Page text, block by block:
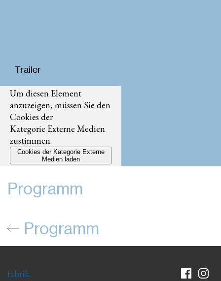
Trailer
Um diesen Element
anzuzeigen, müssen Sie den
Cookies der
Kategorie Externe Medien
zustimmen.
Cookies der Kategorie Externe
Medien laden
Programm
Programm
fabrik.